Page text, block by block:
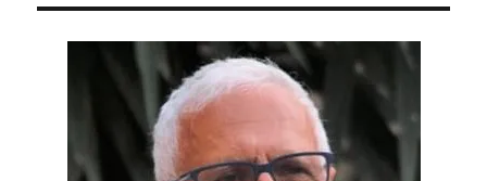
articoli
CESS
IVA